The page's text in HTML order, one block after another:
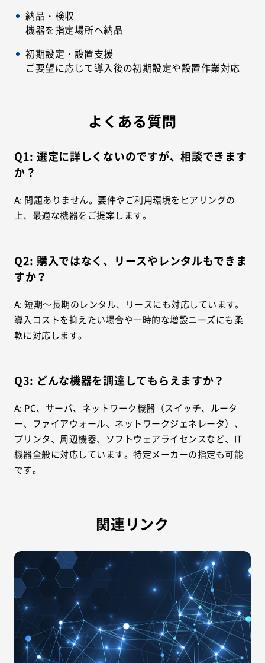
納品・検収
機器を指定場所へ納品
初期設定・設置支援
ご要望に応じて導入後の初期設定や設置作業対応
よくある質問
Q1: 選定に詳しくないのですが、相談できます
か？
A: 問題ありません。要件やご利用環境をヒアリングの
上、最適な機器をご提案します。
Q2: 購入ではなく、リースやレンタルもできま
すか？
A: 短期～長期のレンタル、リースにも対応しています。
導入コストを抑えたい場合や一時的な増設ニーズにも柔
軟に対応します。
Q3: どんな機器を調達してもらえますか？
A: PC、サーバ、ネットワーク機器（スイッチ、ルータ
ー、ファイアウォール、ネットワークジェネレータ）、
プリンタ、周辺機器、ソフトウェアライセンスなど、IT
機器全般に対応しています。特定メーカーの指定も可能
です。
関連リンク